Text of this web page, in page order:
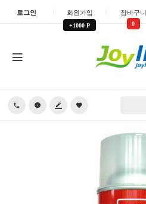
로그인 회원가입
+1000 P
장바구니
0